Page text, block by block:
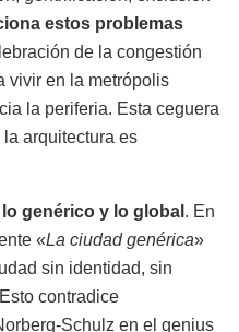
estos problemas
de la congestión
vivir en la metrópolis
la periferia. Esta ceguera
arquitectura es
genérico y lo global . En
«La ciudad genérica»
sin identidad, sin
contradice
Schulz en el genius